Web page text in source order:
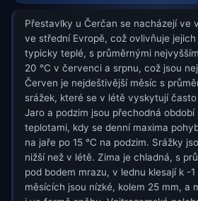
Přestavlky u Čerčan se nacházejí ve
ve střední Evropě, což ovlivňuje
typicky teplé, s průměrnými
20 °C v červenci a srpnu, což jsou
Červen je nejdeštivější měsíc s
srážek, které se v létě vyskytují
Jaro a podzim jsou přechodná období
teplotami, kdy se denní maxima
na jaře po 15 °C na podzim. Srážky
nižší než v létě. Zima je chladná, s
pod bodem mrazu, v lednu klesají k -
měsících jsou nízké, kolem 25 mm, a